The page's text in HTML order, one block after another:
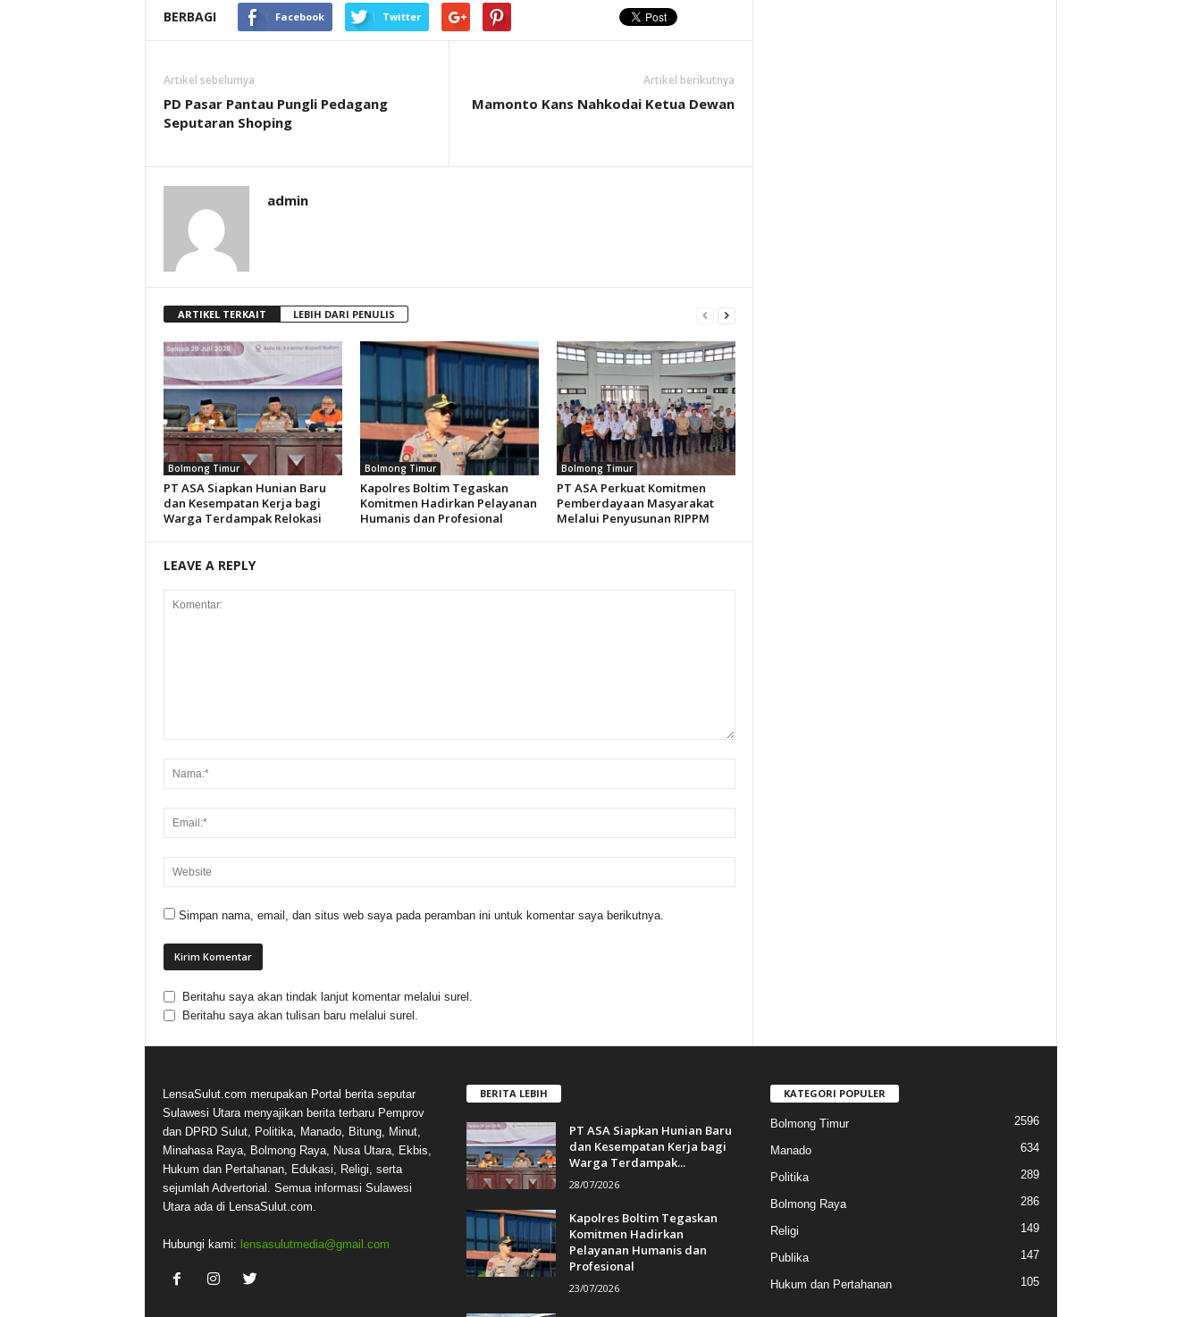
BERBAGI Facebook Twitter
Artikel sebelumya
PD Pasar Pantau Pungli Pedagang
Seputaran Shoping
Artikel berikutnya
Mamonto Kans Nahkodai Ketua Dewan
admin
ARTIKEL TERKAIT LEBIH DARI PENULIS
Bolmong Timur
PT ASA Siapkan Hunian Baru
dan Kesempatan Kerja bagi
Warga Terdampak Relokasi
Bolmong Timur
Kapolres Boltim Tegaskan
Komitmen Hadirkan Pelayanan
Humanis dan Profesional
Bolmong Timur
PT ASA Perkuat Komitmen
Pemberdayaan Masyarakat
Melalui Penyusunan RIPPM
LEAVE A REPLY
Simpan nama, email, dan situs web saya pada peramban ini untuk komentar saya berikutnya.
Beritahu saya akan tindak lanjut komentar melalui surel.
Beritahu saya akan tulisan baru melalui surel.
LensaSulut.com merupakan Portal berita seputar
Sulawesi Utara menyajikan berita terbaru Pemprov
dan DPRD Sulut, Politika, Manado, Bitung, Minut,
Minahasa Raya, Bolmong Raya, Nusa Utara, Ekbis,
Hukum dan Pertahanan, Edukasi, Religi, serta
sejumlah Advertorial. Semua informasi Sulawesi
Utara ada di LensaSulut.com.
Hubungi kami: lensasulutmedia@gmail.com
BERITA LEBIH
PT ASA Siapkan Hunian Baru
dan Kesempatan Kerja bagi
Warga Terdampak...
28/07/2026
Kapolres Boltim Tegaskan
Komitmen Hadirkan
Pelayanan Humanis dan
Profesional
23/07/2026
KATEGORI POPULER
Bolmong Timur 2596
Manado 634
Politika 289
Bolmong Raya 286
Religi 149
Publika 147
Hukum dan Pertahanan 105